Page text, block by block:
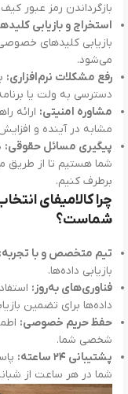
بازگرداندن رمز عبور
استخراج و بازیابی
بازیابی کلیدهای
می‌شود.
رفع مشکلات نرم‌افزاری:
دسترسی به ولت یا
مشاوره امنیتی: ارائه
مشابه در آینده و
پیگیری مسائل حقوقی:
شما هستیم تا از طریق
برطرف کنیم.
چرا کالامیفای
شماست؟
تیم متخصص و با تجربه:
بازیابی داده‌ها.
فناوری‌های به‌روز:
داده‌ها برای تضمین
حفظ حریم خصوصی:
شخصی شما.
پشتیبانی ۲۴ ساعته:
شما در هر ساعت از